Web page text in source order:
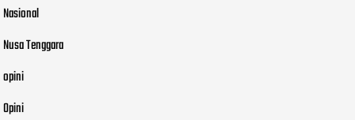
Nasional
Nusa Tenggara
opini
Opini